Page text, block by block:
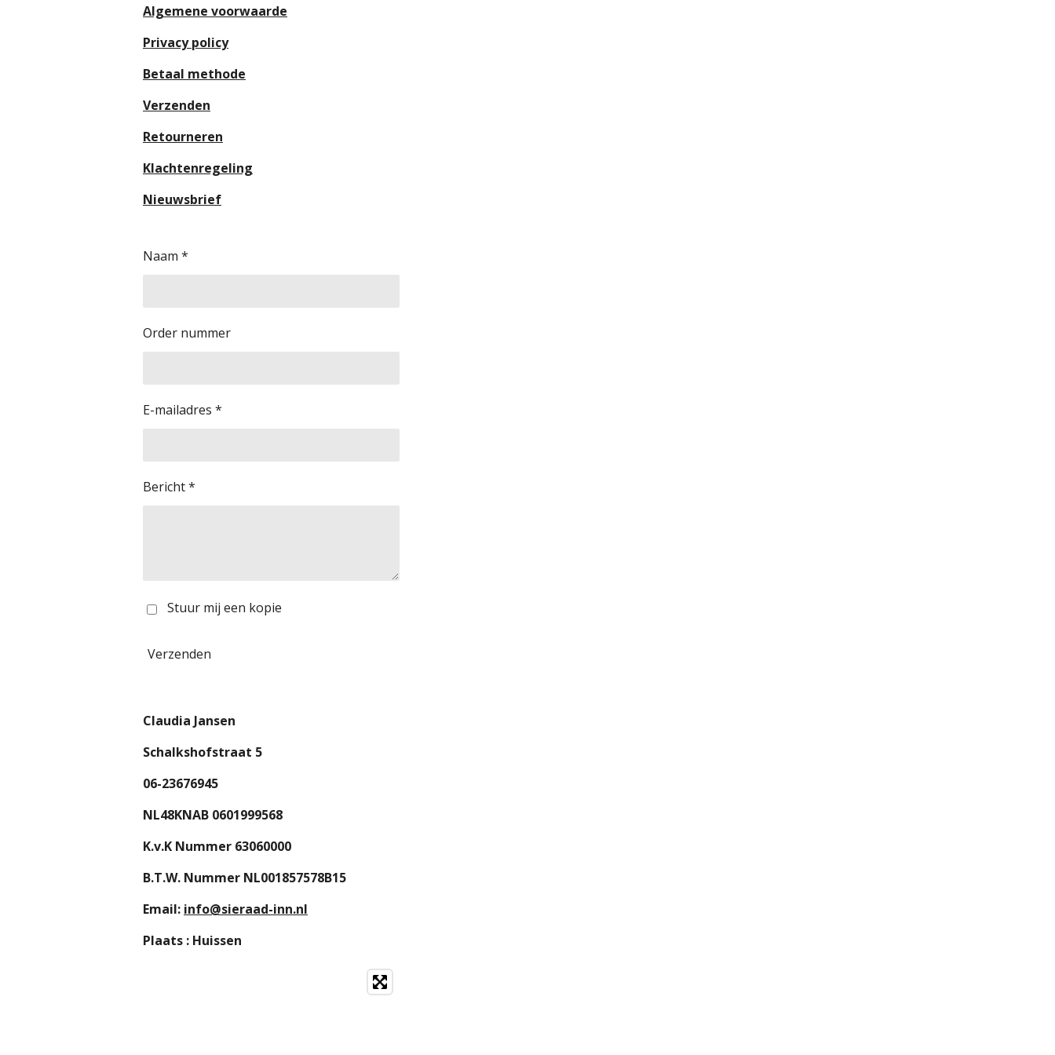
Algemene voorwaarde
Privacy policy
Betaal methode
Verzenden
Retourneren
Klachtenregeling
Nieuwsbrief
Naam *
Order nummer
E-mailadres *
Bericht *
Stuur mij een kopie
Verzenden
Claudia Jansen
Schalkshofstraat 5
06-23676945
NL48KNAB 0601999568
K.v.K Nummer 63060000
B.T.W. Nummer NL001857578B15
Email: info@sieraad-inn.nl
Plaats : Huissen